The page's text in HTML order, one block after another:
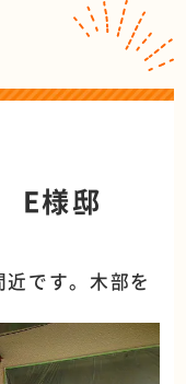
E様邸
です。木部を